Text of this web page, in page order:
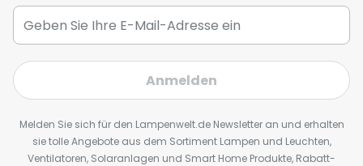
Anmelden
Melden Sie sich für den Lampenwelt.de Newsletter an und erhalten
sie tolle Angebote aus dem Sortiment Lampen und Leuchten,
Ventilatoren, Solaranlagen und Smart Home Produkte, Rabatt-